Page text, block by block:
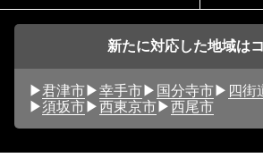
新たに対応した地域は
君津市 幸手市 国分寺市 四街
須坂市
西東京市 西尾市